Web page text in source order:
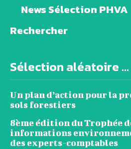
News Sélection PHVA
Rechercher
Sélection aléatoire ...
Un plan d’action pour la
sols forestiers
8ème édition du Trophée
informations
des experts-comptables